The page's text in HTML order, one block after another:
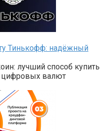
Тинькофф: надёжный
лучший способ купить
цифровых валют